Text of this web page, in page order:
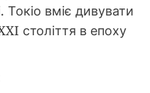
вміє дивувати
століття в епоху